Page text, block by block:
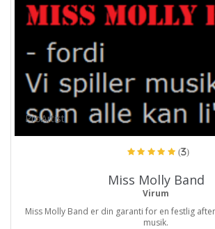
ProArtist
(3)
Miss Molly Band
Virum
Miss Molly Band er din garanti for en festlig
musik.